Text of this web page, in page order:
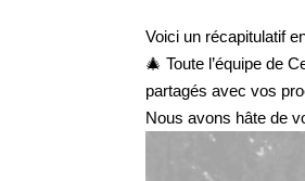
Voici un récapitulatif
🎄 Toute l’équipe de
partagés avec vos
Nous avons hâte de